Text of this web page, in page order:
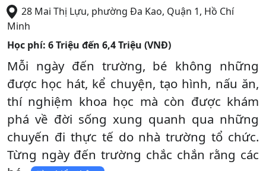
28 Mai Thị Lựu, phường Đa Kao, Quận 1, Hồ Chí
Minh
Học phí: 6 Triệu đến 6,4 Triệu (VNĐ)
Mỗi ngày đến trường, bé không những
được học hát, kể chuyện, tạo hình, nấu ăn,
thí nghiệm khoa học mà còn được khám
phá về đời sống xung quanh qua những
chuyến đi thực tế do nhà trường tổ chức.
Từng ngày đến trường chắc chắn rằng các